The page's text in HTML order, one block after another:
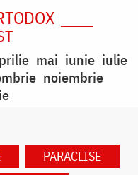
mai iunie iulie
noiembrie
PARACLISE